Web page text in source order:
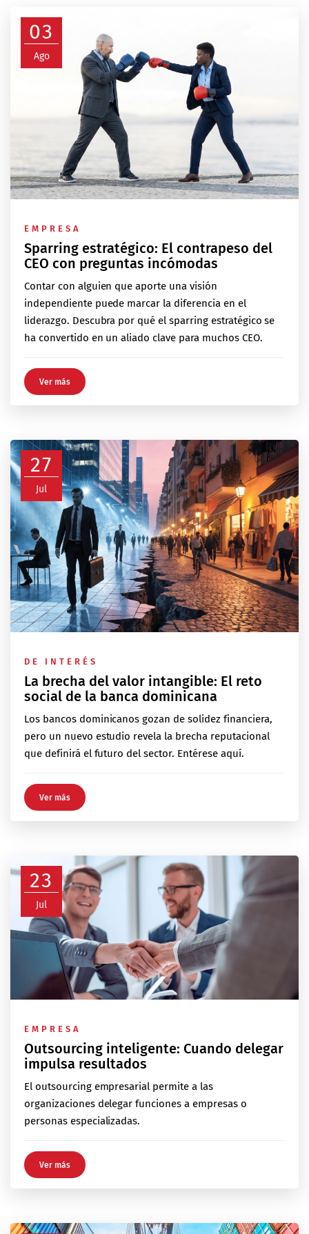
03
Ago
EMPRESA
Sparring estratégico: El contrapeso del
CEO con preguntas incómodas
Contar con alguien que aporte una visión
independiente puede marcar la diferencia en el
liderazgo. Descubra por qué el sparring estratégico se
ha convertido en un aliado clave para muchos CEO.
Ver más
27
Jul
DE INTERÉS
La brecha del valor intangible: El reto
social de la banca dominicana
Los bancos dominicanos gozan de solidez financiera,
pero un nuevo estudio revela la brecha reputacional
que definirá el futuro del sector. Entérese aquí.
Ver más
23
Jul
EMPRESA
Outsourcing inteligente: Cuando delegar
impulsa resultados
El outsourcing empresarial permite a las
organizaciones delegar funciones a empresas o
personas especializadas.
Ver más